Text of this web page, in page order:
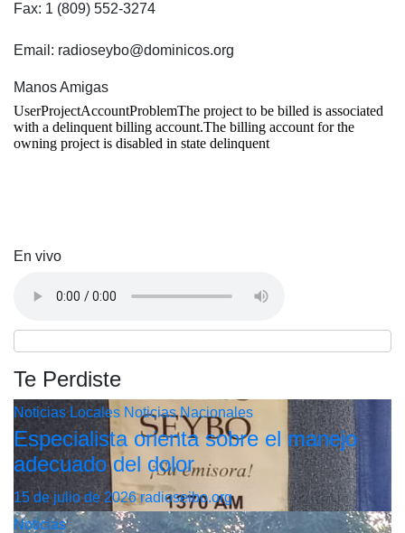
Fax: 1 (809) 552-3274
Email: radioseybo@dominicos.org
Manos Amigas
En vivo
Te Perdiste
Noticias Locales Noticias Nacionales
Especialista orienta sobre el manejo
adecuado del dolor
15 de julio de 2026radioseibo.org
Noticias